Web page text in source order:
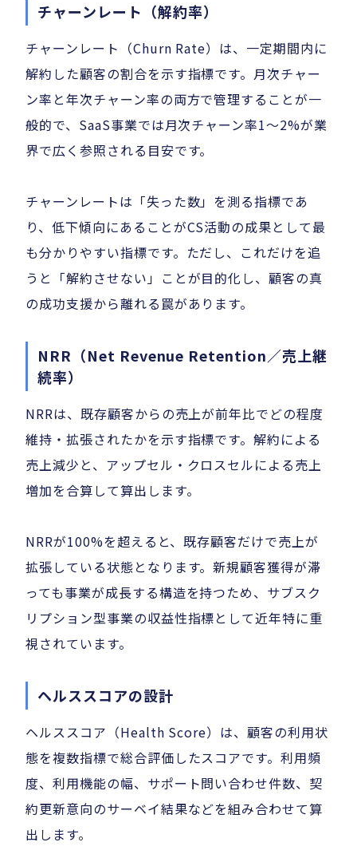
チャーンレート（解約率）
チャーンレート（Churn Rate）は、一定期間内に
解約した顧客の割合を示す指標です。月次チャー
ン率と年次チャーン率の両方で管理することが一
般的で、SaaS事業では月次チャーン率1〜2%が業
界で広く参照される目安です。
チャーンレートは「失った数」を測る指標であ
り、低下傾向にあることがCS活動の成果として最
も分かりやすい指標です。ただし、これだけを追
うと「解約させない」ことが目的化し、顧客の真
の成功支援から離れる罠があります。
NRR（Net Revenue Retention／売上継
続率）
NRRは、既存顧客からの売上が前年比でどの程度
維持・拡張されたかを示す指標です。解約による
売上減少と、アップセル・クロスセルによる売上
増加を合算して算出します。
NRRが100%を超えると、既存顧客だけで売上が
拡張している状態となります。新規顧客獲得が滞
っても事業が成長する構造を持つため、サブスク
リプション型事業の収益性指標として近年特に重
視されています。
ヘルススコアの設計
ヘルススコア（Health Score）は、顧客の利用状
態を複数指標で総合評価したスコアです。利用頻
度、利用機能の幅、サポート問い合わせ件数、契
約更新意向のサーベイ結果などを組み合わせて算
出します。